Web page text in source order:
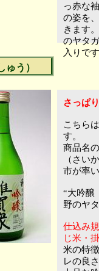
っ赤な
の姿を
きま
のヤタ
入りで
７
う）
さっぱ
こちら
す。
商品名
（さい
市が率
“大吟醸
野のヤ
仕込み
じ米・
米の特
レの良